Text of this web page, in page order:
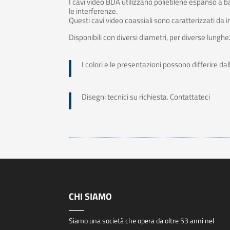
le interferenze.
Questi cavi video coassiali sono caratterizzati
Disponibili con diversi diametri, per diverse
I colori e le presentazioni possono differire
Disegni tecnici su richiesta. Contattateci
CHI SIAMO
Siamo una società che opera da oltre 53 anni nel